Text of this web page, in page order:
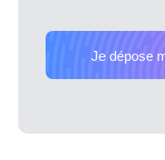
Je dépose